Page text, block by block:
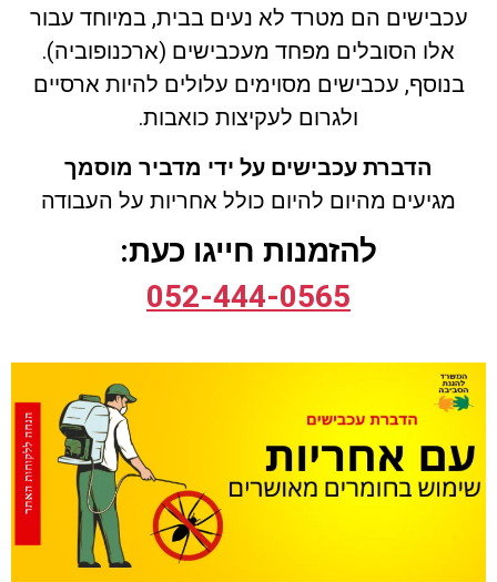
עכבישים הם מטרד לא נעים בבית, במיוחד עבור
אלו הסובלים מפחד מעכבישים (ארכנופוביה).
בנוסף, עכבישים מסוימים עלולים להיות ארסיים
ולגרום לעקיצות כואבות.
הדברת עכבישים על ידי מדביר מוסמך
מגיעים מהיום להיום כולל אחריות על העבודה
להזמנות חייגו כעת:
052-444-0565